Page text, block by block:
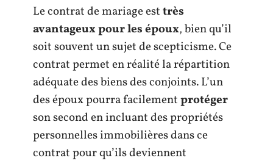
Le contrat de mariage esttrès
avantageux pour les époux, bien qu’il
soit souvent un sujet de scepticisme. Ce
contrat permet en réalité la répartition
adéquate des biens des conjoints. L’un
des époux pourra facilementprotéger
son second en incluant des propriétés
personnelles immobilières dans ce
contrat pour qu’ils deviennent